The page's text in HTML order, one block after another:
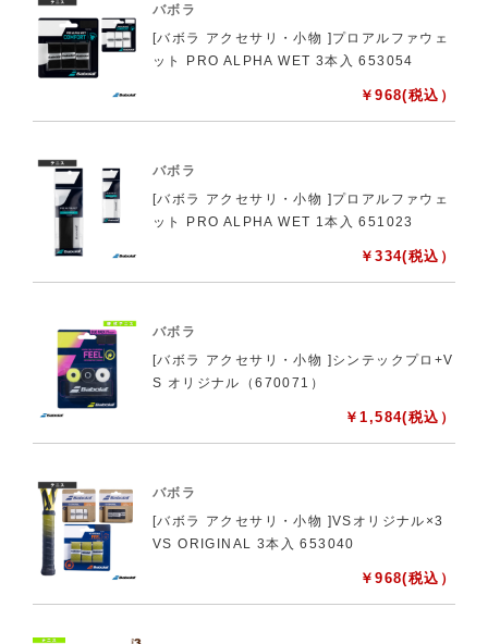
バボラ
[バボラ アクセサリ・小物 ]プロアルファウェ
ット PRO ALPHA WET 3本入 653054
￥968(税込）
バボラ
[バボラ アクセサリ・小物 ]プロアルファウェ
ット PRO ALPHA WET 1本入 651023
￥334(税込）
バボラ
[バボラ アクセサリ・小物 ]シンテックプロ+V
S オリジナル（670071）
￥1,584(税込）
バボラ
[バボラ アクセサリ・小物 ]VSオリジナル×3
VS ORIGINAL 3本入 653040
￥968(税込）